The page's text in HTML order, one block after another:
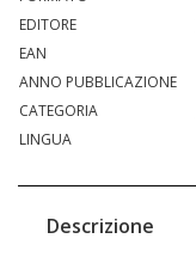
EDITORE
EAN
ANNO PUBBLICAZIONE
CATEGORIA
LINGUA
Descrizione